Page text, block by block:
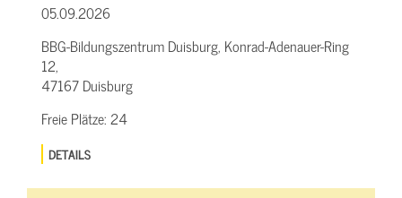
05.09.2026
BBG-Bildungszentrum Duisburg, Konrad-Adenauer-Ring
12,
47167 Duisburg
Freie Plätze:24
DETAILS